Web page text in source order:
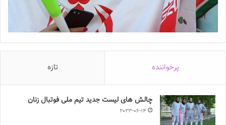
پرخواننده تازه
چالش هاى ليست جدید تيم ملى فوتبال زنان
2023-06-14